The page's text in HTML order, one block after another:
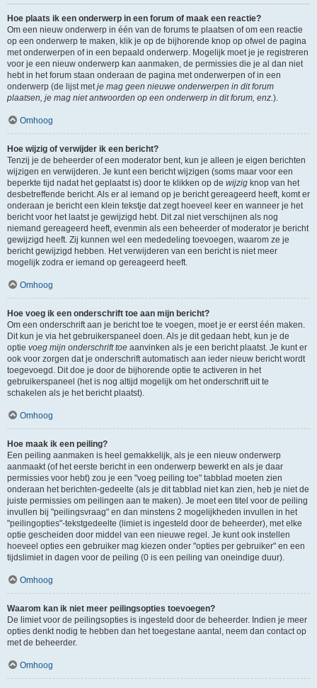
Hoe plaats ik een onderwerp in een forum of maak een reactie?
Om een nieuw onderwerp in één van de forums te plaatsen of om een reactie
op een onderwerp te maken, klik je op de bijhorende knop op ofwel de pagina
met onderwerpen of in een bepaald onderwerp. Mogelijk moet je je registreren
voor je een nieuw onderwerp kan aanmaken, de permissies die je al dan niet
hebt in het forum staan onderaan de pagina met onderwerpen of in een
onderwerp (de lijst metje mag geen nieuwe onderwerpen in dit forum
plaatsen, je mag niet antwoorden op een onderwerp in dit forum, enz.).
Omhoog
Hoe wijzig of verwijder ik een bericht?
Tenzij je de beheerder of een moderator bent, kun je alleen je eigen berichten
wijzigen en verwijderen. Je kunt een bericht wijzigen (soms maar voor een
beperkte tijd nadat het geplaatst is) door te klikken op de wijzig knop van het
desbetreffende bericht. Als er al iemand op je bericht gereageerd heeft, komt er
onderaan je bericht een klein tekstje dat zegt hoeveel keer en wanneer je het
bericht voor het laatst je gewijzigd hebt. Dit zal niet verschijnen als nog
niemand gereageerd heeft, evenmin als een beheerder of moderator je bericht
gewijzigd heeft. Zij kunnen wel een mededeling toevoegen, waarom ze je
bericht gewijzigd hebben. Het verwijderen van een bericht is niet meer
mogelijk zodra er iemand op gereageerd heeft.
Omhoog
Hoe voeg ik een onderschrift toe aan mijn bericht?
Om een onderschrift aan je bericht toe te voegen, moet je er eerst één maken.
Dit kun je via het gebruikerspaneel doen. Als je dit gedaan hebt, kun je de
optie voeg mijn onderschrift toe aanvinken als je een bericht plaatst. Je kunt er
ook voor zorgen dat je onderschrift automatisch aan ieder nieuw bericht wordt
toegevoegd. Dit doe je door de bijhorende optie te activeren in het
gebruikerspaneel (het is nog altijd mogelijk om het onderschrift uit te
schakelen als je het bericht plaatst).
Omhoog
Hoe maak ik een peiling?
Een peiling aanmaken is heel gemakkelijk, als je een nieuw onderwerp
aanmaakt (of het eerste bericht in een onderwerp bewerkt en als je daar
permissies voor hebt) zou je een "voeg peiling toe" tabblad moeten zien
onderaan het berichten-gedeelte (als je dit tabblad niet kan zien, heb je niet de
juiste permissies om peilingen aan te maken). Je moet een titel voor de peiling
invullen bij "peilingsvraag" en dan minstens 2 mogelijkheden invullen in het
"peilingopties"-tekstgedeelte (limiet is ingesteld door de beheerder), met elke
optie gescheiden door middel van een nieuwe regel. Je kunt ook instellen
hoeveel opties een gebruiker mag kiezen onder "opties per gebruiker" en een
tijdslimiet in dagen voor de peiling (0 is een peiling van oneindige duur).
Omhoog
Waarom kan ik niet meer peilingsopties toevoegen?
De limiet voor de peilingsopties is ingesteld door de beheerder. Indien je meer
opties denkt nodig te hebben dan het toegestane aantal, neem dan contact op
met de beheerder.
Omhoog